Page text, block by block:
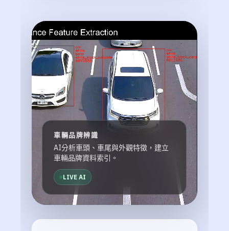
車輛品牌辨識
AI分析車頭、車尾與外觀特徵，建立
車輛品牌資料索引。
LIVE AI